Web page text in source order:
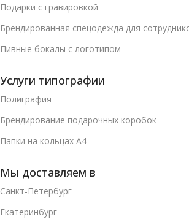
Подарки с гравировкой
Брендированная спецодежда для
Пивные бокалы с логотипом
Услуги типографии
Полиграфия
Брендирование подарочных коробок
Папки на кольцах А4
Мы доставляем в
Санкт-Петербург
Екатеринбург